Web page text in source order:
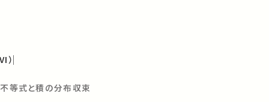
）
等式と積の分布収束